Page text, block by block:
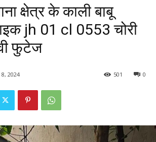
क्षेत्र के काली बाबू
jh 01 cl 0553 चोरी
फुटेज
8, 2024 0
501